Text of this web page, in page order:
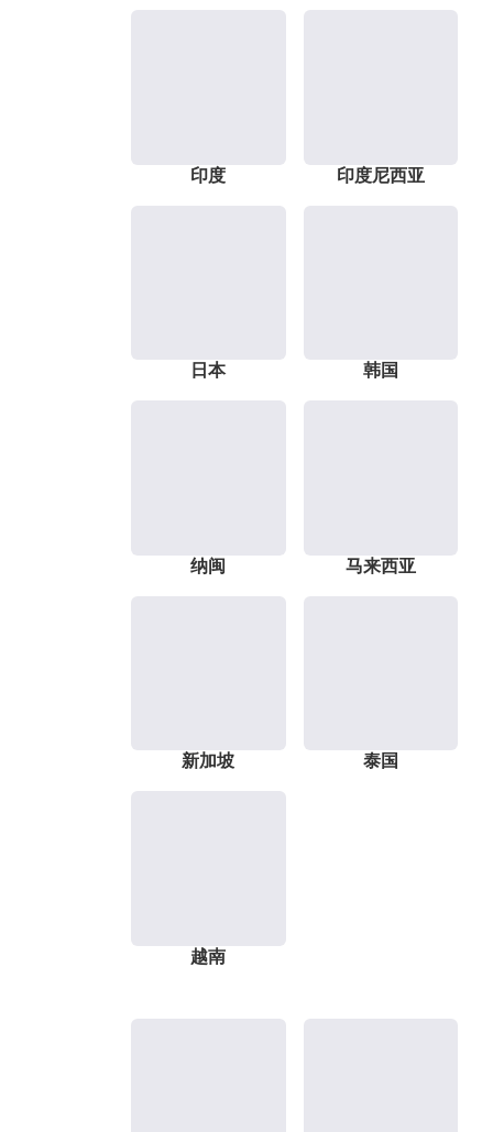
印度 印度尼西亚
日本 韩国
纳闽 马来西亚
新加坡 泰国
越南